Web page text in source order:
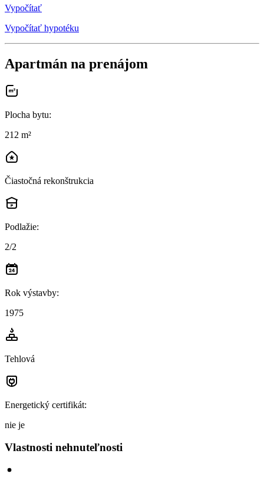
Vypočítať
Vypočítať hypotéku
Apartmán na prenájom
Plocha bytu:
212 m²
Čiastočná rekonštrukcia
Podlažie:
2/2
Rok výstavby:
1975
Tehlová
Energetický certifikát:
nie je
Vlastnosti nehnuteľnosti